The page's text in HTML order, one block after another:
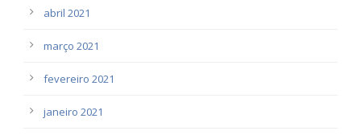
abril 2021
março 2021
fevereiro 2021
janeiro 2021